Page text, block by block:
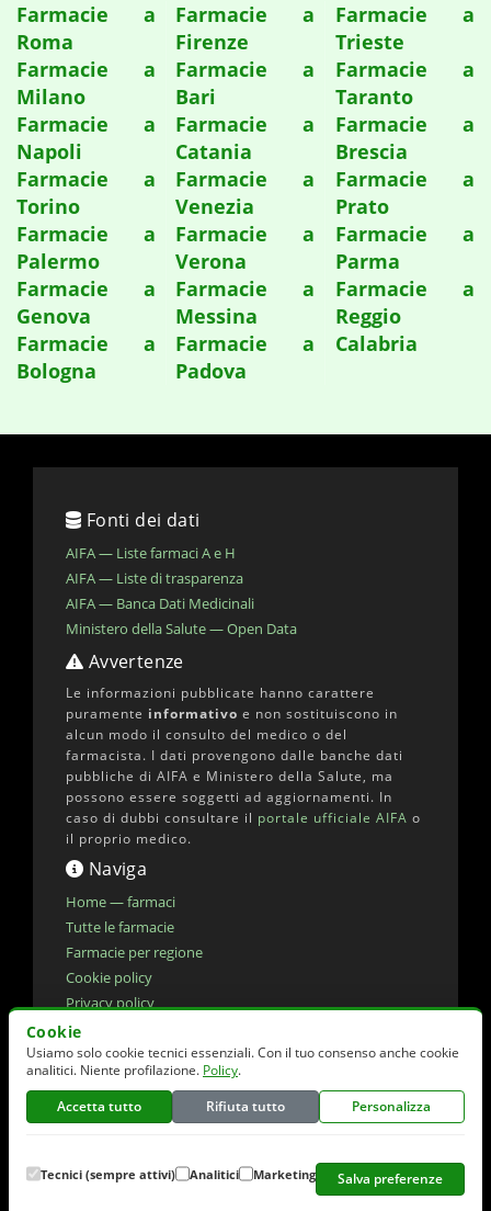
Farmacie a
Roma
Farmacie a
Milano
Farmacie a
Napoli
Farmacie a
Torino
Farmacie a
Palermo
Farmacie a
Genova
Farmacie a
Bologna
Farmacie a
Firenze
Farmacie a
Bari
Farmacie a
Catania
Farmacie a
Venezia
Farmacie a
Verona
Farmacie a
Messina
Farmacie a
Padova
Farmacie a
Trieste
Farmacie a
Taranto
Farmacie a
Brescia
Farmacie a
Prato
Farmacie a
Parma
Farmacie a
Reggio
Calabria
Fonti dei dati
AIFA — Liste farmaci A e H
AIFA — Liste di trasparenza
AIFA — Banca Dati Medicinali
Ministero della Salute — Open Data
Avvertenze
Le informazioni pubblicate hanno carattere
puramente informativo e non sostituiscono in
alcun modo il consulto del medico o del
farmacista. I dati provengono dalle banche dati
pubbliche di AIFA e Ministero della Salute, ma
possono essere soggetti ad aggiornamenti. In
caso di dubbi consultare il portale ufficiale AIFA o
il proprio medico.
Naviga
Home — farmaci
Tutte le farmacie
Farmacie per regione
Cookie policy
Privacy policy
Dichiarazione di accessibilita'
Preferenze cookie
© 2026 elencofarmaci.it | Dati farmaci:AIFA
Salute(CC-BY 4.0)
Cookie
Usiamo solo cookie tecnici essenziali. Con il tuo consenso anche cookie
analitici. Niente profilazione. Policy.
Accetta tutto
Rifiuta tutto Personalizza
Tecnici (sempre attivi) Analitici Marketing Salva preferenze